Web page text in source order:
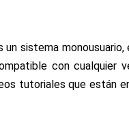
un sistema monousuario,
con cualquier
tutoriales que